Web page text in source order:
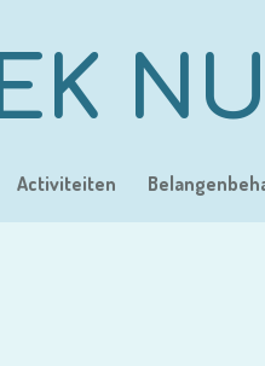
Activiteiten